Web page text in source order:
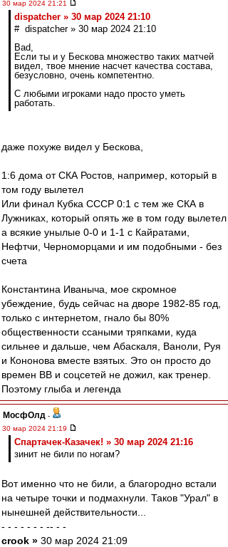
30 мар 2024 21:21
dispatcher » 30 мар 2024 21:10
# dispatcher » 30 мар 2024 21:10
Bad,
Если ты и у Бескова множество таких матчей
видел, твое мнение насчет качества состава,
безусловно, очень компетентно.
С любыми игроками надо просто уметь
работать.
даже похуже видел у Бескова,
1:6 дома от СКА Ростов, например, который в
том году вылетел
Или финал Кубка СССР 0:1 с тем же СКА в
Лужниках, который опять же в том году вылетел
а всякие унылые 0-0 и 1-1 с Кайратами,
Нефтчи, Черноморцами и им подобными - без
счета
Константина Иваныча, мое скромное
убеждение, будь сейчас на дворе 1982-85 год,
только с интернетом, гнало бы 80%
общественности ссаными тряпками, куда
сильнее и дальше, чем Абаскаля, Ваноли, Руя
и Кононова вместе взятых. Это он просто до
времен ВВ и соцсетей не дожил, как тренер.
Поэтому глыба и легенда
МосфОлд -
30 мар 2024 21:19
Спартачек-Казачек! » 30 мар 2024 21:16
зинит не били по ногам?
Вот именно что не били, а благородно встали
на четыре точки и подмахнули. Таков "Урал" в
нынешней действительности...
- - - - - - - -- - -
crook » 30 мар 2024 21:09